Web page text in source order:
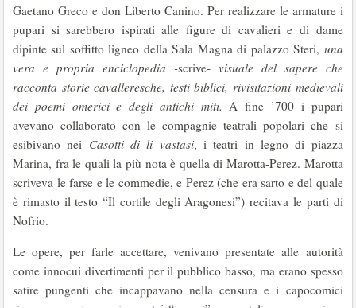
Gaetano Greco e don Liberto Canino. Per realizzare le armature i
pupari si sarebbero ispirati alle figure di cavalieri e di dame
dipinte sul soffitto ligneo della Sala Magna di palazzo Steri, una
vera e propria enciclopedia -scrive- visuale del sapere che
racconta storie cavalleresche, testi biblici, rivisitazioni medievali
dei poemi omerici e degli antichi miti.A fine ’700 i pupari
avevano collaborato con le compagnie teatrali popolari che si
esibivano nei Casotti di li vastasi, i teatri in legno di piazza
Marina, fra le quali la più nota è quella di Marotta-Perez. Marotta
scriveva le farse e le commedie, e Perez (che era sarto e del quale
è rimasto il testo “Il cortile degli Aragonesi”) recitava le parti di
Nofrio.
Le opere, per farle accettare, venivano presentate alle autorità
come innocui divertimenti per il pubblico basso, ma erano spesso
satire pungenti che incappavano nella censura e i capocomici